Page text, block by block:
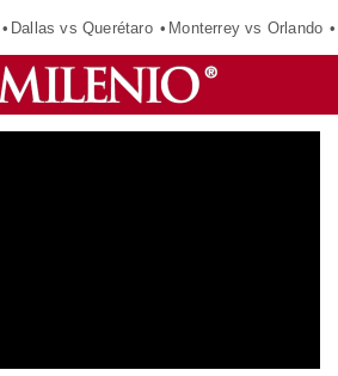
Dallas vs Querétaro Monterrey vs Orlando